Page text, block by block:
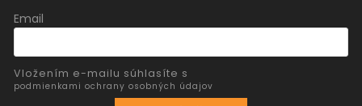
Email
Vložením e-mailu súhlasíte s
podmienkami ochrany osobných údajov